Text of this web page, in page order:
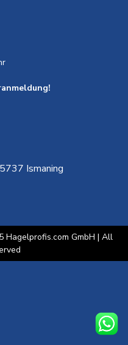
Ismaning
Hagelprofis.com GmbH | All